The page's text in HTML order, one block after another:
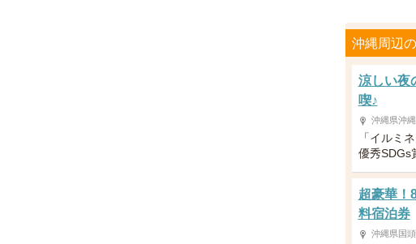
沖縄周辺
涼しい夜
喫♪
沖縄県沖
「イルミ
優秀SDGs
超豪華！
料宿泊券
沖縄県国